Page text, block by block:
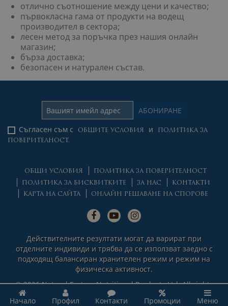
отлично съотношение между цени и качество;
първокласна гама от продукти на водещ
производител в сектора;
лесен метод за поръчка през нашия онлайн
магазин;
бърза доставка;
безопасен и натурален състав.
Съгласен съм с ОБЩИТЕ УСЛОВИЯ и
ПОЛИТИКА ЗА
ПОВЕРИТЕЛНОСТ.
ОБЩИ УСЛОВИЯ
ПОЛИТИКА ЗА ПОВЕРИТЕЛНОСТ
ПОЛИТИКА ЗА БИСКВИТКИТЕ
ЗА НАС
КОНТАКТИ
КАРТА НА САЙТА
ОНЛАЙН РЕШАВАНЕ НА СПОРОВЕ
Начало Профил Контакти Промоции Меню
Действителните резултати могат да варират при
отделните индивиди и трябва да се използват заедно с
подходящ балансиран хранителен режим и режим на
физическа активност.
© 2026 Natural Factors Nutritional Products Ltd. All rights
reserved.